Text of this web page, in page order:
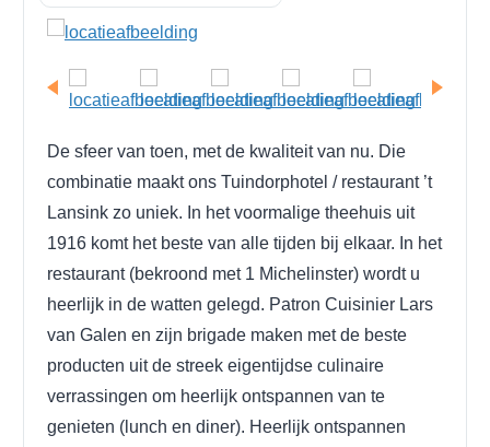
De sfeer van toen, met de kwaliteit van nu. Die
combinatie maakt ons Tuindorphotel / restaurant ’t
Lansink zo uniek. In het voormalige theehuis uit
1916 komt het beste van alle tijden bij elkaar. In het
restaurant (bekroond met 1 Michelinster) wordt u
heerlijk in de watten gelegd. Patron Cuisinier Lars
van Galen en zijn brigade maken met de beste
producten uit de streek eigentijdse culinaire
verrassingen om heerlijk ontspannen van te
genieten (lunch en diner). Heerlijk ontspannen